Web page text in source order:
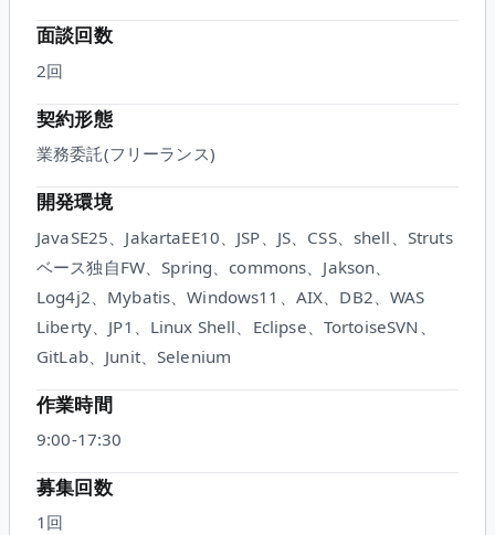
面談回数
2回
契約形態
業務委託(フリーランス)
開発環境
JavaSE25、JakartaEE10、JSP、JS、CSS、shell、Struts
ベース独自FW、Spring、commons、Jakson、
Log4j2、Mybatis、Windows11、AIX、DB2、WAS
Liberty、JP1、Linux Shell、Eclipse、TortoiseSVN、
GitLab、Junit、Selenium
作業時間
9:00-17:30
募集回数
1回